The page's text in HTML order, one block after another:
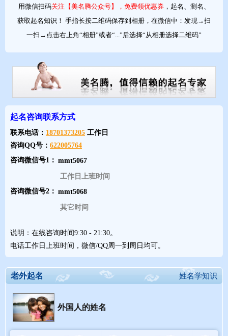
用微信扫码关注【美名腾公众号】，免费领优惠券，起名、测名、
获取起名知识！ 手指长按二维码保存到相册，在微信中：发现→扫
一扫→点击右上角“相册”或者“...”后选择“从相册选择二维码”
起名咨询联系方式
联系电话： 18701373205 工作日
咨询QQ号： 622005764
咨询微信号1：
工作日上班时间
咨询微信号2：
其它时间
说明：在线咨询时间9:30 - 21:30。
电话工作日上班时间，微信/QQ周一到周日均可。
姓名学知识
老外起名
外国人的姓名